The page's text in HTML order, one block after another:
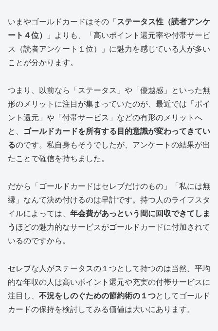
いまやゴールドカードはその「ステータス性（読者アンケ
ート４位）
」よりも、「高いポイント還元率や付帯サービ
ス（読者アンケート１位）
」に魅力を感じている人が多い
ことが分かります。
つまり、以前なら「ステータス」や「優越感」といった無
形のメリットに注目が集まっていたのが、最近では「ポイ
ント還元」や「付帯サービス」などの有形のメリットへ
と、 ゴールドカードを所有する目的意識が変わってきてい
るのです。私自身もそうでしたが、アンケートの結果が出
たことで確信を持ちました。
だから「ゴールドカードはセレブだけのもの」「私には無
縁」なんて決め付けるのは早計です。持つ人のライフスタ
イルによっては、 年会費があっという間に回収できてしま
うほどの魅力的なサービスがゴールドカードに付加されて
いるのですから。
セレブな人がステータスの１つとして持つのは当然、平均
的な年収の人は高いポイント還元や充実の付帯サービスに
注目し、 不況をしのぐための節約術の１つとしてゴールド
カードの保持を検討してみる価値は大いにあります。